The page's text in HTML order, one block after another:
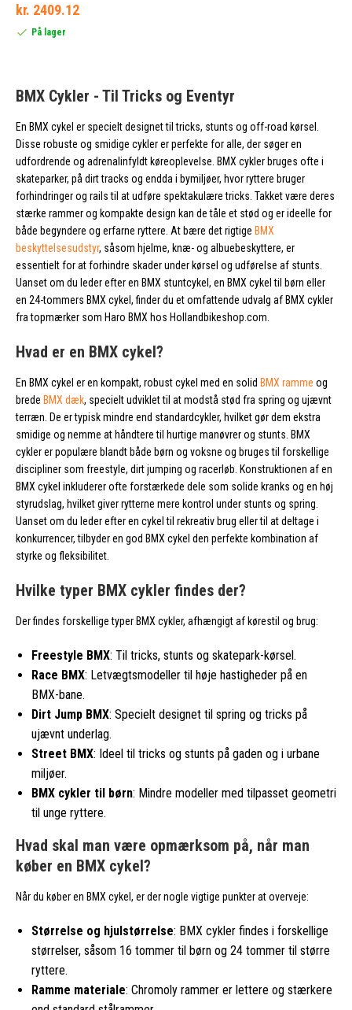
kr. 2409.12
På lager
BMX Cykler - Til Tricks og Eventyr
En BMX cykel er specielt designet til tricks, stunts og off-road kørsel.
Disse robuste og smidige cykler er perfekte for alle, der søger en
udfordrende og adrenalinfyldt køreoplevelse. BMX cykler bruges ofte i
skateparker, på dirt tracks og endda i bymiljøer, hvor ryttere bruger
forhindringer og rails til at udføre spektakulære tricks. Takket være deres
stærke rammer og kompakte design kan de tåle et stød og er ideelle for
både begyndere og erfarne ryttere. At bære det rigtige BMX
beskyttelsesudstyr, såsom hjelme, knæ- og albuebeskyttere, er
essentielt for at forhindre skader under kørsel og udførelse af stunts.
Uanset om du leder efter en BMX stuntcykel, en BMX cykel til børn eller
en 24-tommers BMX cykel, finder du et omfattende udvalg af BMX cykler
fra topmærker som Haro BMX hos Hollandbikeshop.com.
Hvad er en BMX cykel?
En BMX cykel er en kompakt, robust cykel med en solid BMX ramme og
brede BMX dæk, specielt udviklet til at modstå stød fra spring og ujævnt
terræn. De er typisk mindre end standardcykler, hvilket gør dem ekstra
smidige og nemme at håndtere til hurtige manøvrer og stunts. BMX
cykler er populære blandt både børn og voksne og bruges til forskellige
discipliner som freestyle, dirt jumping og racerløb. Konstruktionen af en
BMX cykel inkluderer ofte forstærkede dele som solide kranks og en høj
styrudslag, hvilket giver rytterne mere kontrol under stunts og spring.
Uanset om du leder efter en cykel til rekreativ brug eller til at deltage i
konkurrencer, tilbyder en god BMX cykel den perfekte kombination af
styrke og fleksibilitet.
Hvilke typer BMX cykler findes der?
Der findes forskellige typer BMX cykler, afhængigt af kørestil og brug:
Freestyle BMX: Til tricks, stunts og skatepark-kørsel.
Race BMX: Letvægtsmodeller til høje hastigheder på en
BMX-bane.
Dirt Jump BMX: Specielt designet til spring og tricks på
ujævnt underlag.
Street BMX: Ideel til tricks og stunts på gaden og i urbane
miljøer.
BMX cykler til børn: Mindre modeller med tilpasset geometri
til unge ryttere.
Hvad skal man være opmærksom på, når man
køber en BMX cykel?
Når du køber en BMX cykel, er der nogle vigtige punkter at overveje:
Størrelse og hjulstørrelse: BMX cykler findes i forskellige
størrelser, såsom 16 tommer til børn og 24 tommer til større
ryttere.
Ramme materiale: Chromoly rammer er lettere og stærkere